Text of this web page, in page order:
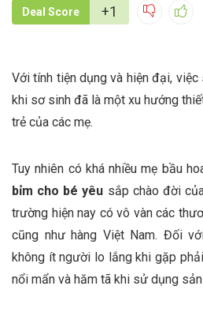
Deal Score +1
Với tính tiện dụng và hiện đại,
khi sơ sinh đã là một xu hướng
trẻ của các mẹ.
Tuy nhiên có khá nhiều mẹ bầu
bỉm cho bé yêu sắp chào đời
trường hiện nay có vô vàn các
cũng như hàng Việt Nam. Đối
không ít người lo lắng khi gặp
nổi mẩn và hăm tã khi sử dụng